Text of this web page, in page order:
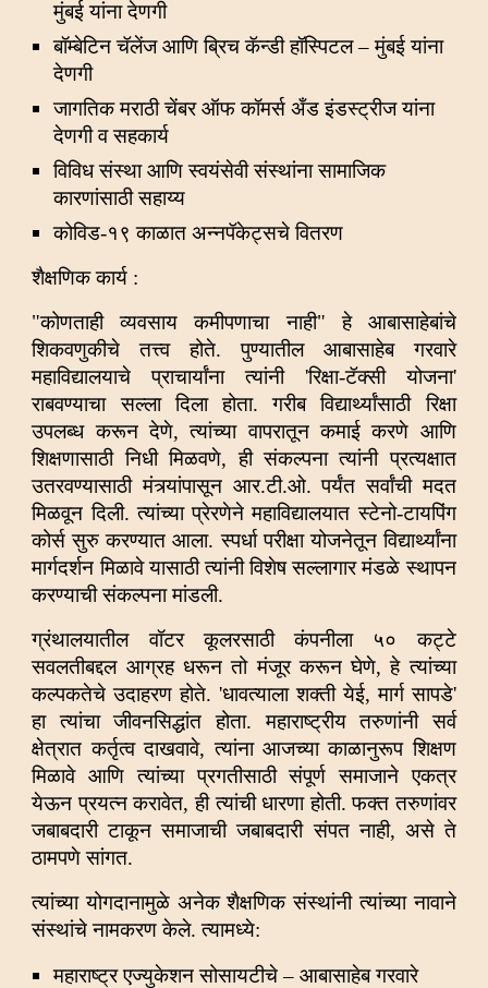
मुंबई यांना देणगी
बॉम्बेटिन चॅलेंज आणि ब्रिच कॅन्डी हॉस्पिटल – मुंबई यांना
देणगी
जागतिक मराठी चेंबर ऑफ कॉमर्स अँड इंडस्ट्रीज यांना
देणगी व सहकार्य
विविध संस्था आणि स्वयंसेवी संस्थांना सामाजिक
कारणांसाठी सहाय्य
कोविड-१९ काळात अन्नपॅकेट्सचे वितरण
शैक्षणिक कार्य :
"कोणताही व्यवसाय कमीपणाचा नाही" हे आबासाहेबांचे
शिकवणुकीचे तत्त्व होते. पुण्यातील आबासाहेब गरवारे
महाविद्यालयाचे प्राचार्यांना त्यांनी 'रिक्षा-टॅक्सी योजना'
राबवण्याचा सल्ला दिला होता. गरीब विद्यार्थ्यांसाठी रिक्षा
उपलब्ध करून देणे, त्यांच्या वापरातून कमाई करणे आणि
शिक्षणासाठी निधी मिळवणे, ही संकल्पना त्यांनी प्रत्यक्षात
उतरवण्यासाठी मंत्र्यांपासून आर.टी.ओ. पर्यंत सर्वांची मदत
मिळवून दिली. त्यांच्या प्रेरणेने महाविद्यालयात स्टेनो-टायपिंग
कोर्स सुरु करण्यात आला. स्पर्धा परीक्षा योजनेतून विद्यार्थ्यांना
मार्गदर्शन मिळावे यासाठी त्यांनी विशेष सल्लागार मंडळे स्थापन
करण्याची संकल्पना मांडली.
ग्रंथालयातील वॉटर कूलरसाठी कंपनीला ५० कट्टे
सवलतीबद्दल आग्रह धरून तो मंजूर करून घेणे, हे त्यांच्या
कल्पकतेचे उदाहरण होते. 'धावत्याला शक्ती येई, मार्ग सापडे'
हा त्यांचा जीवनसिद्धांत होता. महाराष्ट्रीय तरुणांनी सर्व
क्षेत्रात कर्तृत्व दाखवावे, त्यांना आजच्या काळानुरूप शिक्षण
मिळावे आणि त्यांच्या प्रगतीसाठी संपूर्ण समाजाने एकत्र
येऊन प्रयत्न करावेत, ही त्यांची धारणा होती. फक्त तरुणांवर
जबाबदारी टाकून समाजाची जबाबदारी संपत नाही, असे ते
ठामपणे सांगत.
त्यांच्या योगदानामुळे अनेक शैक्षणिक संस्थांनी त्यांच्या नावाने
संस्थांचे नामकरण केले. त्यामध्ये:
महाराष्ट्र एज्युकेशन सोसायटीचे – आबासाहेब गरवारे